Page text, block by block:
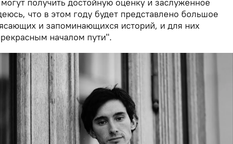
что в этом году будет представлено большое
и запоминающихся историй, и для них
началом пути".